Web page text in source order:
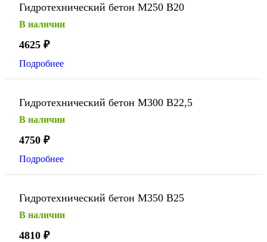
Гидротехнический бетон М250 В20
В наличии
4625 ₽
Подробнее
Гидротехнический бетон М300 В22,5
В наличии
4750 ₽
Подробнее
Гидротехнический бетон М350 В25
В наличии
4810 ₽